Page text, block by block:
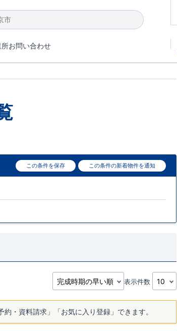
お問い合わせ
この条件を保存 この条件の新着物件を通知
表示件数
・資料請求」「お気に入り登録」できます。